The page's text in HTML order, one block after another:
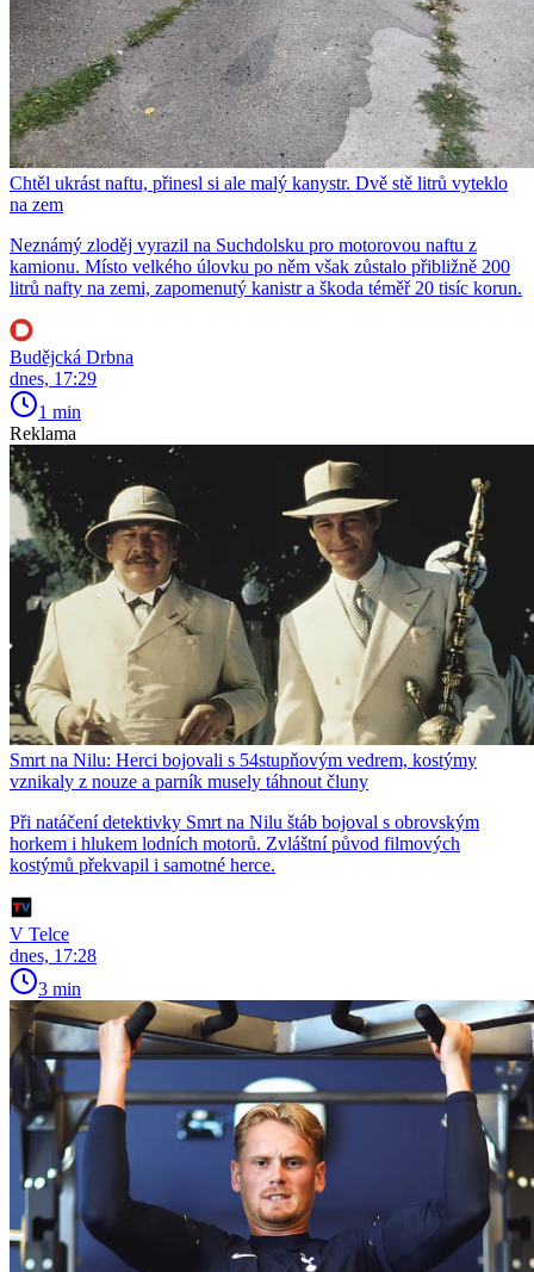
Chtěl ukrást naftu, přinesl si ale malý kanystr. Dvě stě litrů vyteklo
na zem
Neznámý zloděj vyrazil na Suchdolsku pro motorovou naftu z
kamionu. Místo velkého úlovku po něm však zůstalo přibližně 200
litrů nafty na zemi, zapomenutý kanistr a škoda téměř 20 tisíc korun.
Budějcká Drbna
dnes, 17:29
1 min
Reklama
Smrt na Nilu: Herci bojovali s 54stupňovým vedrem, kostýmy
vznikaly z nouze a parník musely táhnout čluny
Při natáčení detektivky Smrt na Nilu štáb bojoval s obrovským
horkem i hlukem lodních motorů. Zvláštní původ filmových
kostýmů překvapil i samotné herce.
V Telce
dnes, 17:28
3 min